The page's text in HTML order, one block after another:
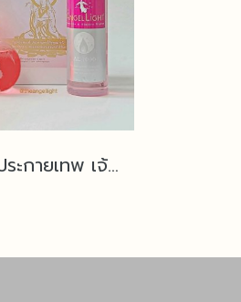
ชุดตะเกียงประกายเทพ เจ้าแม่กวนอิม (สลัก) แถมฟรีน้ำมันนางฟ้า